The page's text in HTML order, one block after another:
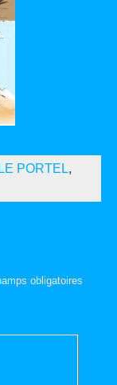
LE PORTEL,
obligatoires